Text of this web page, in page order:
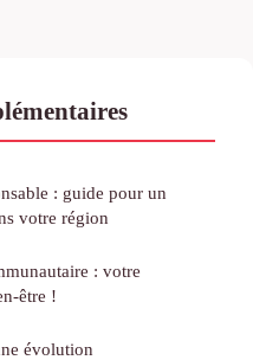
: guide pour un
votre région
: votre
être !
évolution